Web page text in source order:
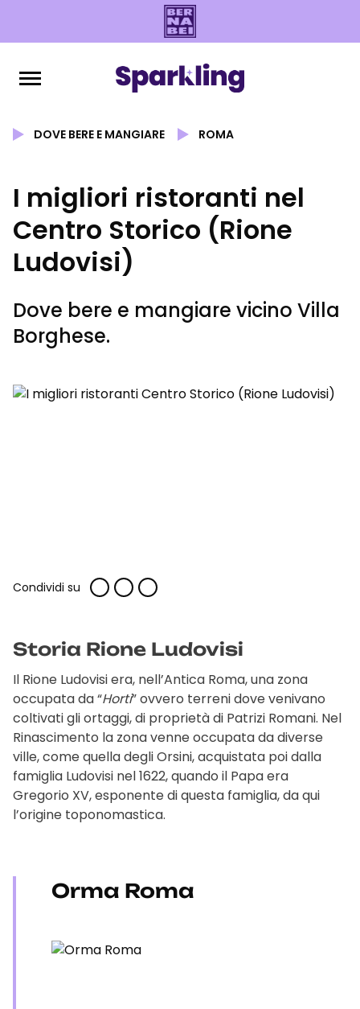
DOVE BERE E MANGIARE ROMA
I migliori ristoranti nel
Centro Storico (Rione
Ludovisi)
Dove bere e mangiare vicino Villa
Borghese.
Condividi su
Storia Rione Ludovisi
Il Rione Ludovisi era, nell’Antica Roma, una zona
occupata da “Horti” ovvero terreni dove venivano
coltivati gli ortaggi, di proprietà di Patrizi Romani. Nel
Rinascimento la zona venne occupata da diverse
ville, come quella degli Orsini, acquistata poi dalla
famiglia Ludovisi nel 1622, quando il Papa era
Gregorio XV, esponente di questa famiglia, da qui
l’origine toponomastica.
Orma Roma